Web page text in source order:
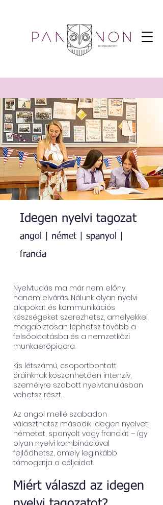
Idegen nyelvi tagozat
angol | német | spanyol |
francia
Nyelvtudás ma már nem előny,
hanem elvárás. Nálunk olyan nyelvi
alapokat és kommunikációs
készségeket szerezhetsz, amelyekkel
magabiztosan léphetsz tovább a
felsőoktatásba és a nemzetközi
munkaerőpiacra.
Kis létszámú, csoportbontott
óráinknak köszönhetően intenzív,
személyre szabott nyelvtanulásban
vehetsz részt.
Az angol mellé szabadon
választhatsz második idegen nyelvet:
németet, spanyolt vagy franciát – így
olyan nyelvi kombinációval
fejlődhetsz, amely leginkább
támogatja a céljaidat.
Miért válaszd az idegen